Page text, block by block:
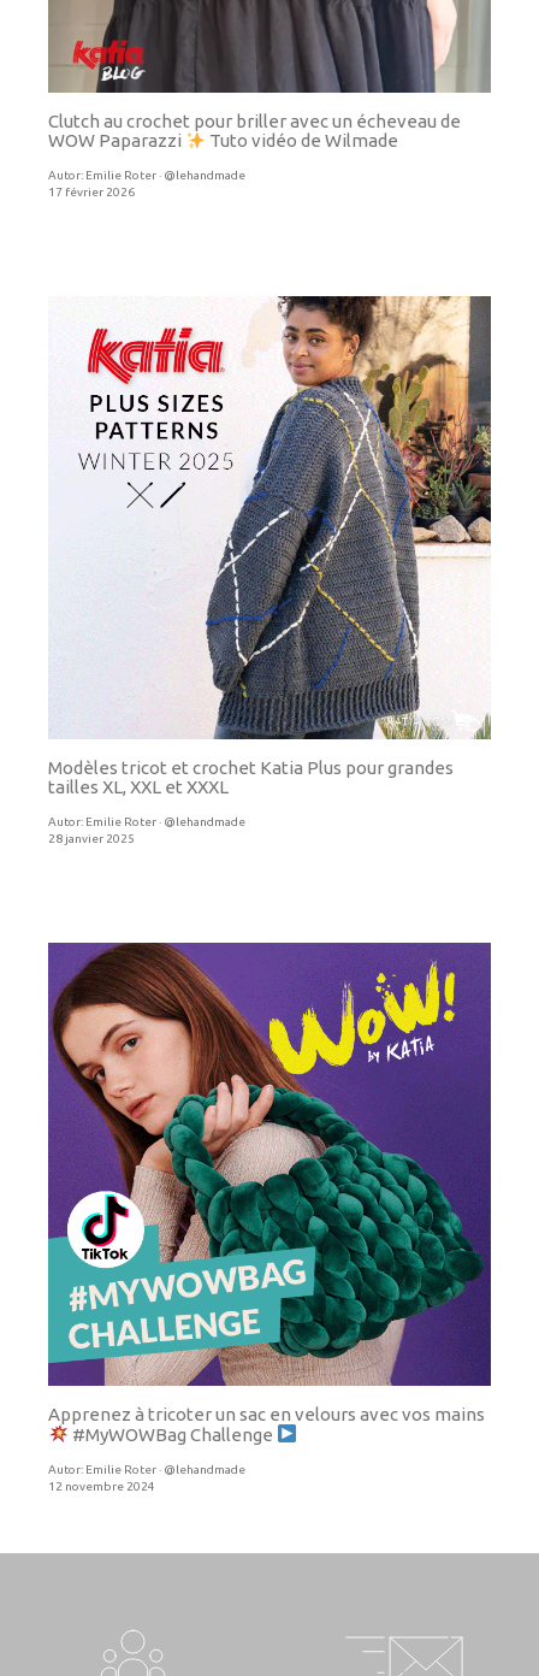
Clutch au crochet pour briller avec un écheveau de
WOW Paparazzi
Tuto vidéo de Wilmade
Autor: Emilie Roter · @lehandmade
17 février 2026
Modèles tricot et crochet Katia Plus pour grandes
tailles XL, XXL et XXXL
Autor: Emilie Roter · @lehandmade
28 janvier 2025
Apprenez à tricoter un sac en velours avec vos mains
#MyWOWBag Challenge
Autor: Emilie Roter · @lehandmade
12 novembre 2024